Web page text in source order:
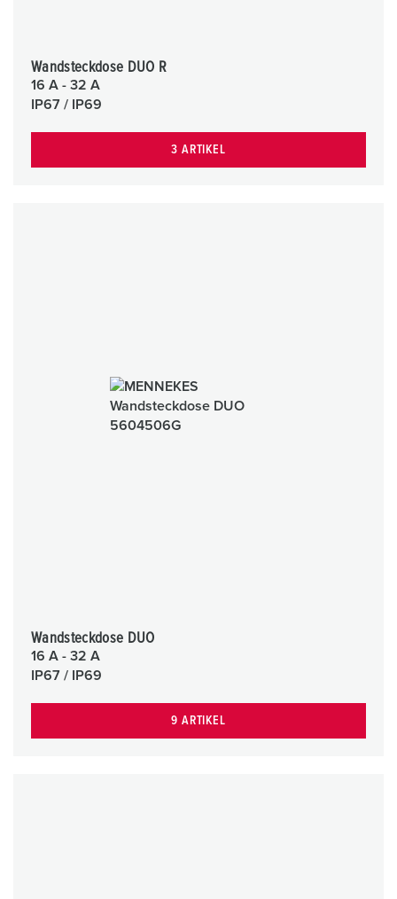
Wandsteckdose DUO R
16 A - 32 A
IP67 / IP69
3 ARTIKEL
Wandsteckdose DUO
16 A - 32 A
IP67 / IP69
9 ARTIKEL